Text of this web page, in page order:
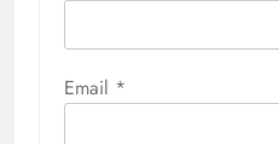
Email *